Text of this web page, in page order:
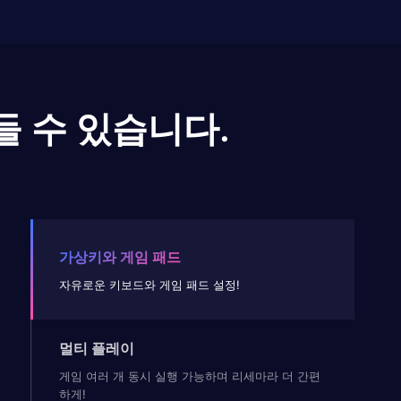
수 있습니다.
가상키와 게임 패드
자유로운 키보드와 게임 패드 설정!
멀티 플레이
게임 여러 개 동시 실행 가능하며 리세마라 더 간편
하게!